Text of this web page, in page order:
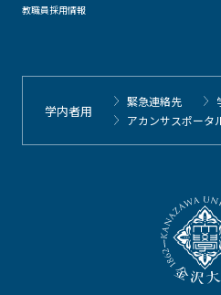
教職員採用情報
学内者用
緊急連絡先
アカンサスポータ